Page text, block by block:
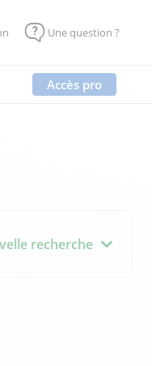
Une question ?
Accès pro
recherche